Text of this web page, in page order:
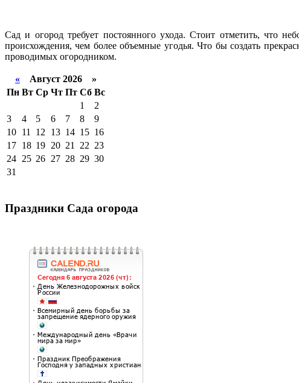
Сад и огород требует постоянного ухода. Стоит отметить, что
происхождения, чем более объемные угодья. Что бы создать
проводимых огородником.
« Август 2026 »
Пн Вт Ср Чт Пт Сб Вс
1
2
3
4 5 6 7 8
9
10 11 12 13 14 15 16
17 18 19 20 21 22 23
24 25 26 27 28 29 30
31
Праздники Сада огорода